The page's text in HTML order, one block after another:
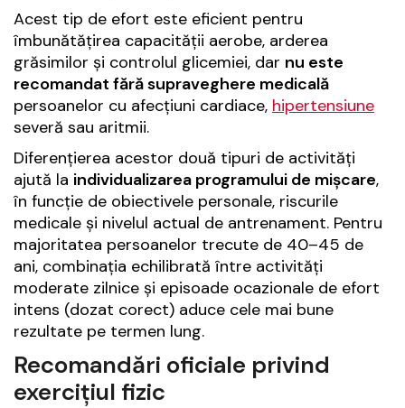
Acest tip de efort este eficient pentru
îmbunătățirea capacității aerobe, arderea
grăsimilor și controlul glicemiei, dar nu este
recomandat fără supraveghere medicală
persoanelor cu afecțiuni cardiace, hipertensiune
severă sau aritmii.
Diferențierea acestor două tipuri de activități
ajută la individualizarea programului de mișcare,
în funcție de obiectivele personale, riscurile
medicale și nivelul actual de antrenament. Pentru
majoritatea persoanelor trecute de 40–45 de
ani, combinația echilibrată între activități
moderate zilnice și episoade ocazionale de efort
intens (dozat corect) aduce cele mai bune
rezultate pe termen lung.
Recomandări oficiale privind
exercițiul fizic